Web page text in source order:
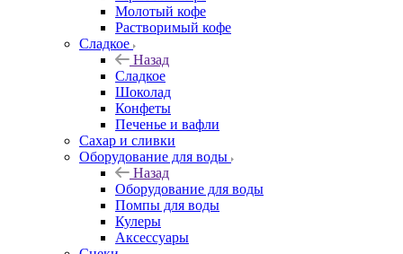
Молотый кофе
Растворимый кофе
Сладкое
Назад
Сладкое
Шоколад
Конфеты
Печенье и вафли
Сахар и сливки
Оборудование для воды
Назад
Оборудование для воды
Помпы для воды
Кулеры
Аксессуары